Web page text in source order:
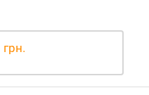
грн.